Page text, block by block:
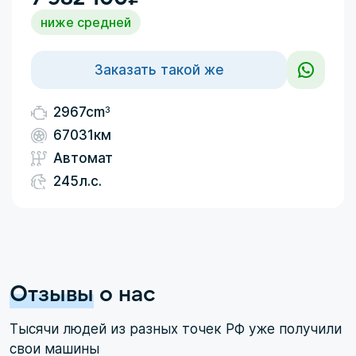
2967cm3
67031км
Автомат
245л.с.
ниже средней
Заказать такой же
Отзывы о нас
Тысячи людей из разных точек РФ уже получили
свои машины